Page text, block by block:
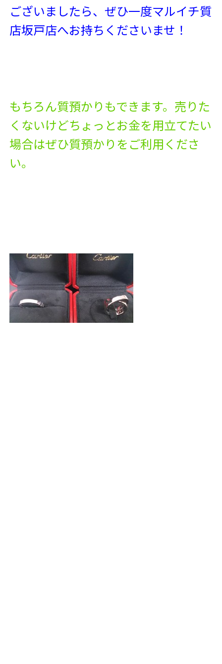
ございましたら、ぜひ一度マルイチ質
店坂戸店へお持ちくださいませ！
もちろん質預かりもできます。売りた
くないけどちょっとお金を用立てたい
場合はぜひ質預かりをご利用くださ
い。